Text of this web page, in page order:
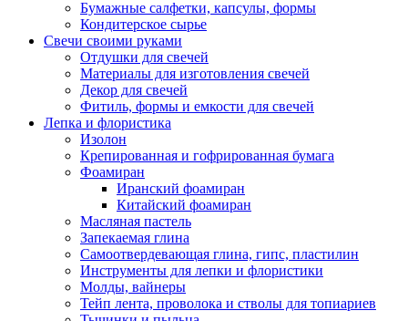
Бумажные салфетки, капсулы, формы
Кондитерское сырье
Свечи своими руками
Отдушки для свечей
Материалы для изготовления свечей
Декор для свечей
Фитиль, формы и емкости для свечей
Лепка и флористика
Изолон
Крепированная и гофрированная бумага
Фоамиран
Иранский фоамиран
Китайский фоамиран
Масляная пастель
Запекаемая глина
Самоотвердевающая глина, гипс, пластилин
Инструменты для лепки и флористики
Молды, вайнеры
Тейп лента, проволока и стволы для топиариев